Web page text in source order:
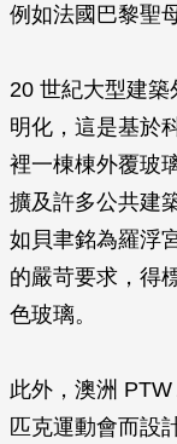
例如法國巴黎聖
20 世紀大型建
明化，這是基於
裡一棟棟外覆玻
擴及許多公共建
如貝聿銘為羅浮
的嚴苛要求，得
色玻璃。
此外，澳洲
匹克運動會而設